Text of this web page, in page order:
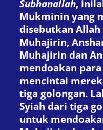
Subhanallah,
Mukminin yang
disebutkan
Muhajirin,
Muhajirin dan
mendoakan
mencintai
tiga golongan.
Syiah dari tiga
untuk